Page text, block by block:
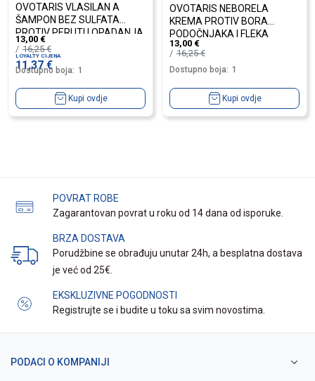
OVOTARIS VLASILAN A
ŠAMPON BEZ SULFATA
PROTIV PERUTI I OPADANJA
KOSE
13,00 €
16,25€
LOYALTY CIJENA
11,37€
Dostupno boja: 1
Kupi ovdje
OVOTARIS NEBORELA
KREMA PROTIV BORA
PODOČNJAKA I FLEKA
13,00 €
16,25€
Dostupno boja: 1
Kupi ovdje
POVRAT ROBE
Zagarantovan povrat u roku od 14 dana od isporuke.
BRZA DOSTAVA
Porudžbine se obrađuju unutar 24h, a besplatna dostava
je već od 25€.
EKSKLUZIVNE POGODNOSTI
Registrujte se i budite u toku sa svim novostima.
PODACI O KOMPANIJI